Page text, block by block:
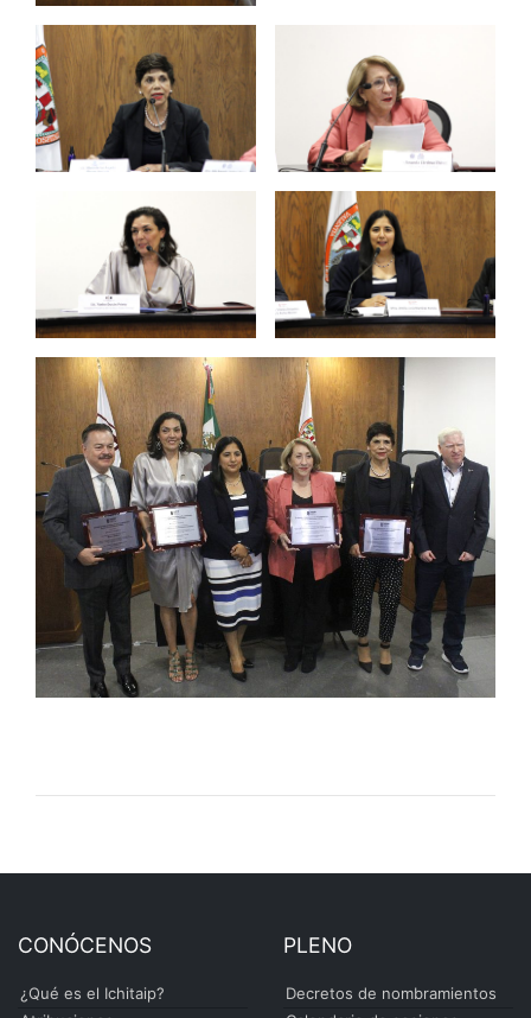
CONÓCENOS
¿Qué es el Ichitaip?
PLENO
Decretos de nombramientos